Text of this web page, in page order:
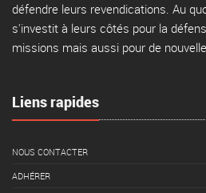
défendre leurs revendications. Au
s'investit à leurs côtés pour la
missions mais aussi pour de
Liens rapides
NOUS CONTACTER
ADHÉRER